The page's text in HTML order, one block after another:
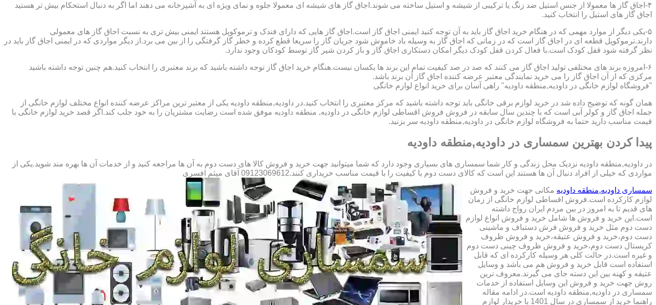
۴-اجاق گاز ها معمولا از جنس استیل ضد زنگ یا ترکیبی از شیشه و استیل ساخته می شوند.اجاق گاز های شیشه ای معمولا جلوه و نمای ویژه ای به آشپزخانه می دهند اما اگر به دنبال استحکام بیش تر هستید
اجاق گاز های استیل را انتخاب کنید.
۵-یکی دیگر از موارد مهمی که در هنگام خرید اجاق گاز باید به آن توجه کنید ایمنی اجاق گاز است.اجاق گاز هایی که دارای فندک و ترموکوپل هستند ایمنی بیش تری به نسبت اجاق گاز های معمولی
دارند.ترموکوپل قطعه ای در اجاق گاز است که در زمانی که اجاق گاز به وسیله باد خاموش شود جریان گاز را سریعا قطع کرده و خطر گاز گرفتگی را از بین می برد.از دیگر مواردی که در ایمنی اجاق گاز باید در
نظر گرفته شود قفل کودک است.با فعال کردن قفل کودک دیگر امکان دستکاری اجاق گاز و باز کردن شیر گاز توسط کودکان وجود ندارد.
۶-امروزه برند های مختلفی تولید اجاق گاز می کنند که صد در صد کیفیت تمام این برند ها یکسان نیست.هنگام خرید اجاق گاز توجه داشته باشید که برند معتبری را انتخاب کنید.هم چنین توجه داشته باشید
مرکزی که از آن اجاق گاز را می خرید نمایندگی معتبر عرضه کننده اجاق گاز آن برند باشد.
"فروشگاه لوازم خانگی در داودیه,منطقه داودیه" راهی آسان برای خرید انواع لوازم خانگی
همان گونه که توضیح داده شد در خرید لوازم برقی خانگی باید توجه داشته باشید که مرکز معتبری را انتخاب کنید.در داودیه,منطقه داودیه یکی از معتبر ترین مراکز عرضه کننده انواع مختلف لوازم خانگی از
جمله اجاق گاز و کولر آبی است که با چندین سال سابقه در فروش فروش اقساطی لوازم خانگی در داودیه, منطقه داودیه موفق شده است رضایت مشتریان را به خود جلب کند.اگر قصد خرید لوازم خانگی با
قیمت مناسب دارید حتما به فروشگاه لوازم خانگی در داودیه,منطقه داودیه سر بزنید.
پیدا کردن بهترین سمساری در داودیه,منطقه داودیه
در داودیه,منطقه داودیه نزدیک محل زندگی و کار شما سمساری های بسیاری وجود دارد که شما میتوانید جهت خرید و فروش کالا های دست دوم به آن ها مراجعه کنید و از خدمات آن ها بهره مند شوید.یکی از
مواردی که خیلی از افراد دنبال آن ها هستند این است که کالای دست دوم با کیفیت را با قیمت مناسب خریداری کنند.09123069612 آقای میثم افسری
سمساری داودیه,منطقه داودیه مکانی جهت خرید و فروش
لوازم کارکرده است.فروش اقساطی لوازم خانگی از زمان
های قدیم تا به امروز در بین مردم ایران رواج داشته
است.این خرید و فروش ها شامل خرید و فروش انواع لوازم
دست دوم مثل خرید و فروش فرش دستباف و ماشینی
دست دوم،خرید و فروش عتیقه،خرید و فروش ظروف
کریستال دست دوم،خرید و فروش ظروف چینی دست دوم
و غیره است.در حالت کلی هر وسیله کارکرده ای که قابل
استفاده است قابل خرید و فروش هم می باشد و وسایل
عتیقه و کهنه بین این دسته جای می گیرند.معروف ترین
روش جهت خرید و فروش این وسایل استفاده از خدمات
سمساری در داودیه,منطقه داودیه است.در ادامه مقاله
راهنما خرید از سمساری در سال 1401 با خریدار لوازم